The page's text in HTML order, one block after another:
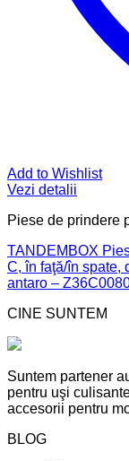
Add to Wishlist
Vezi detalii
Piese de prindere
TANDEMBOX
C, în faţă/în spate,
antaro –
CINE SUNTEM
Suntem partener
pentru uşi
accesorii pentru
BLOG